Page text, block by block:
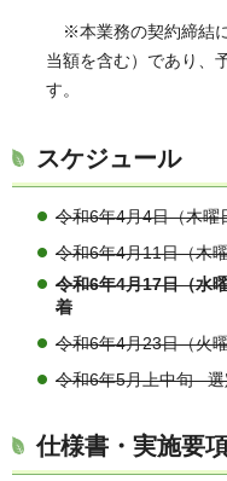
※本業務の契約締結
当額を含む）であり、
す。
スケジュール
令和6年4月4日（木
令和6年4月11日（木
令和6年4月17日（水
着
令和6年4月23日（火
令和6年5月上中旬
仕様書・実施要